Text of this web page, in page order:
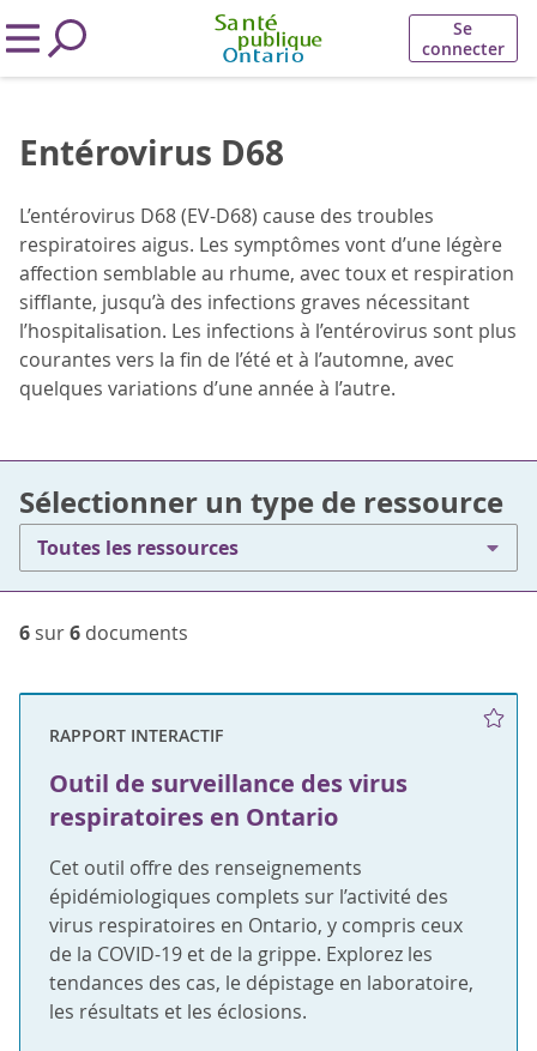
Se
connecter
Entérovirus D68
L’entérovirus D68 (EV-D68) cause des troubles
respiratoires aigus. Les symptômes vont d’une légère
affection semblable au rhume, avec toux et respiration
sifflante, jusqu’à des infections graves nécessitant
l’hospitalisation. Les infections à l’entérovirus sont plus
courantes vers la fin de l’été et à l’automne, avec
quelques variations d’une année à l’autre.
Sélectionner un type de ressource
Toutes les ressources
6 sur6 documents
RAPPORT INTERACTIF
Outil de surveillance des virus
respiratoires en Ontario
Cet outil offre des renseignements
épidémiologiques complets sur l’activité des
virus respiratoires en Ontario, y compris ceux
de la COVID-19 et de la grippe. Explorez les
tendances des cas, le dépistage en laboratoire,
les résultats et les éclosions.